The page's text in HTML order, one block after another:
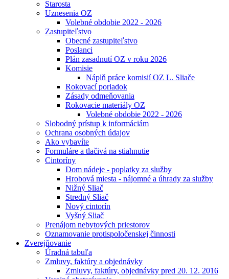
Starosta
Uznesenia OZ
Volebné obdobie 2022 - 2026
Zastupiteľstvo
Obecné zastupiteľstvo
Poslanci
Plán zasadnutí OZ v roku 2026
Komisie
Náplň práce komisií OZ L. Sliače
Rokovací poriadok
Zásady odmeňovania
Rokovacie materiály OZ
Volebné obdobie 2022 - 2026
Slobodný prístup k informáciám
Ochrana osobných údajov
Ako vybavíte
Formuláre a tlačivá na stiahnutie
Cintoríny
Dom nádeje - poplatky za služby
Hrobová miesta - nájomné a úhrady za služby
Nižný Sliač
Stredný Sliač
Nový cintorín
Vyšný Sliač
Prenájom nebytových priestorov
Oznamovanie protispoločenskej činnosti
Zverejňovanie
Úradná tabuľa
Zmluvy, faktúry a objednávky
Zmluvy, faktúry, objednávky pred 20. 12. 2016